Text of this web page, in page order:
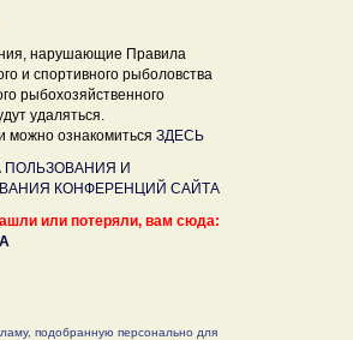
нарушающие Правила
и спортивного рыболовства
рыбохозяйственного
удаляться.
можно ознакомиться ЗДЕСЬ
ПОЛЬЗОВАНИЯ И
КОНФЕРЕНЦИЙ САЙТА
или потеряли, вам сюда:
подобранную персонально для